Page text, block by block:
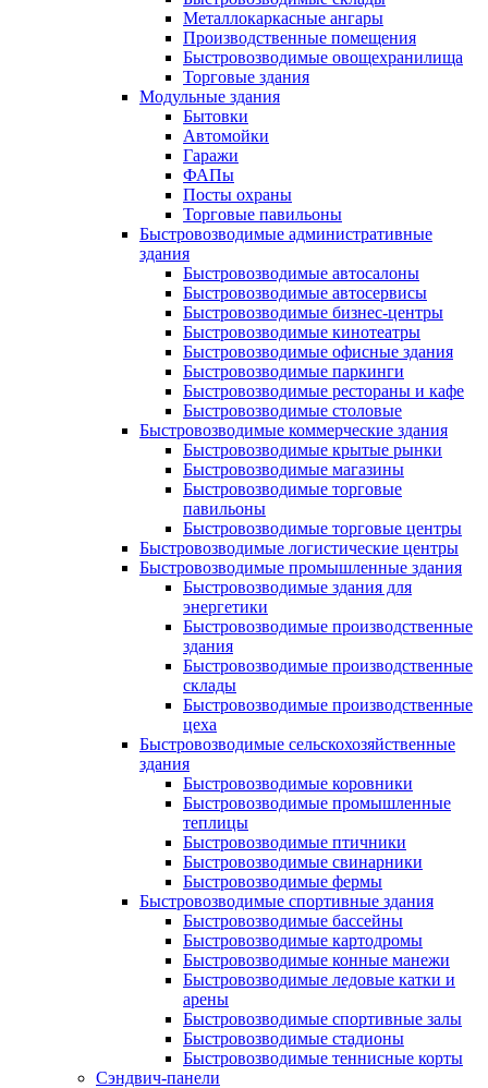
Металлокаркасные ангары
Производственные помещения
Быстровозводимые овощехранилища
Торговые здания
Модульные здания
Бытовки
Автомойки
Гаражи
ФАПы
Посты охраны
Торговые павильоны
Быстровозводимые административные
здания
Быстровозводимые автосалоны
Быстровозводимые автосервисы
Быстровозводимые бизнес-центры
Быстровозводимые кинотеатры
Быстровозводимые офисные здания
Быстровозводимые паркинги
Быстровозводимые рестораны и кафе
Быстровозводимые столовые
Быстровозводимые коммерческие здания
Быстровозводимые крытые рынки
Быстровозводимые магазины
Быстровозводимые торговые
павильоны
Быстровозводимые торговые центры
Быстровозводимые логистические центры
Быстровозводимые промышленные здания
Быстровозводимые здания для
энергетики
Быстровозводимые производственные
здания
Быстровозводимые производственные
склады
Быстровозводимые производственные
цеха
Быстровозводимые сельскохозяйственные
здания
Быстровозводимые коровники
Быстровозводимые промышленные
теплицы
Быстровозводимые птичники
Быстровозводимые свинарники
Быстровозводимые фермы
Быстровозводимые спортивные здания
Быстровозводимые бассейны
Быстровозводимые картодромы
Быстровозводимые конные манежи
Быстровозводимые ледовые катки и
арены
Быстровозводимые спортивные залы
Быстровозводимые стадионы
Быстровозводимые теннисные корты
Сэндвич-панели